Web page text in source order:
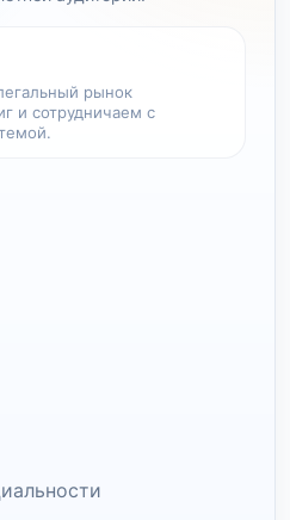
рынок
и сотрудничаем с